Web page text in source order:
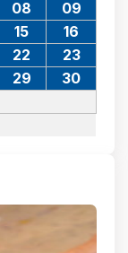
08
09
15
16
22
23
29
30